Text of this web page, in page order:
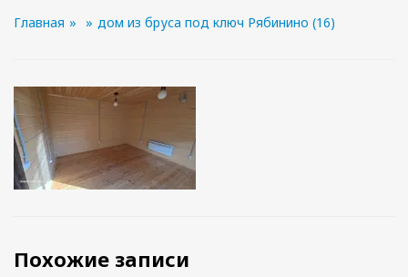
Главная » » дом из бруса под ключ Рябинино (16)
Похожие записи